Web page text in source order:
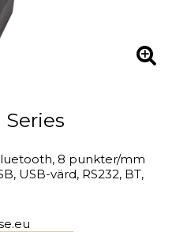
8 punkter/mm
USB-värd, RS232, BT,